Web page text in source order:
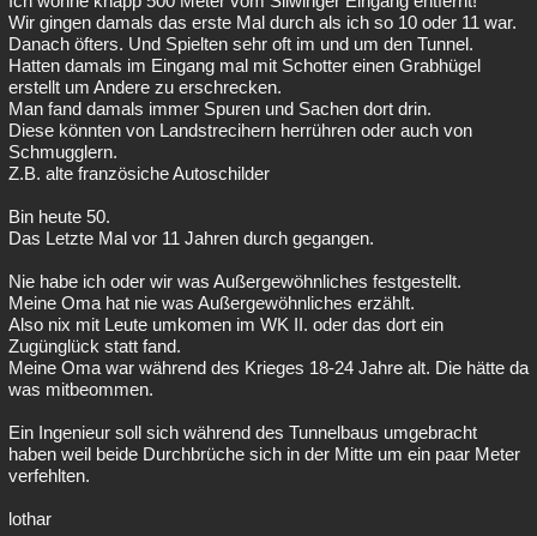
Wir gingen damals das erste Mal durch als ich so 10 oder 11 war.
Danach öfters. Und Spielten sehr oft im und um den Tunnel.
Hatten damals im Eingang mal mit Schotter einen Grabhügel
erstellt um Andere zu erschrecken.
Man fand damals immer Spuren und Sachen dort drin.
Diese könnten von Landstrecihern herrühren oder auch von
Schmugglern.
Z.B. alte französiche Autoschilder
Bin heute 50.
Das Letzte Mal vor 11 Jahren durch gegangen.
Nie habe ich oder wir was Außergewöhnliches festgestellt.
Meine Oma hat nie was Außergewöhnliches erzählt.
Also nix mit Leute umkomen im WK II. oder das dort ein
Zugünglück statt fand.
Meine Oma war während des Krieges 18-24 Jahre alt. Die hätte da
was mitbeommen.
Ein Ingenieur soll sich während des Tunnelbaus umgebracht
haben weil beide Durchbrüche sich in der Mitte um ein paar Meter
verfehlten.
lothar